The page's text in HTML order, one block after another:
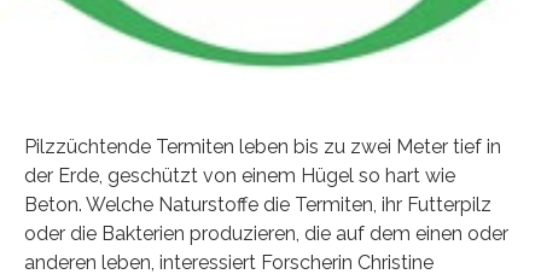
Pilzzüchtende Termiten leben bis zu zwei Meter tief in
der Erde, geschützt von einem Hügel so hart wie
Beton. Welche Naturstoffe die Termiten, ihr Futterpilz
oder die Bakterien produzieren, die auf dem einen oder
anderen leben, interessiert Forscherin Christine